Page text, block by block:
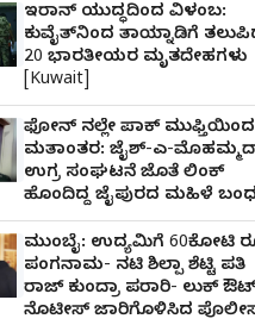
ಇರಾನ್ ಯುದ್ಧದಿಂದ ವಿಳಂಬ:
ಕುವೈತ್‌ನಿಂದ ತಾಯ್ನಾಡಿಗೆ
20 ಭಾರತೀಯರ ಮೃತದೇಹಗಳು
[Kuwait]
ಫೋನ್ ನಲ್ಲೇ ಪಾಕ್ ಮುಫ್ತಿಯಿಂದ
ಮತಾಂತರ: ಜೈಶ್-ಎ-
ಉಗ್ರ ಸಂಘಟನೆ ಜೊತೆ ಲಿಂಕ್
ಹೊಂದಿದ್ದ ಜೈಪುರದ ಮಹಿಳೆ
ಮುಂಬೈ: ಉದ್ಯಮಿಗೆ 60ಕೋಟಿ
ಪಂಗನಾಮ- ನಟಿ ಶಿಲ್ಪಾ ಶೆಟ್ಟಿ ಪತಿ
ರಾಜ್ ಕುಂದ್ರಾ ಪರಾರಿ- ಲುಕ್
ನೊಟೀಸ್ ಜಾರಿಗೊಳಿಸಿದ